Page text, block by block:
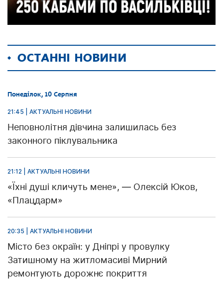
ОСТАННІ НОВИНИ
Понеділок, 10 Серпня
21:45 | АКТУАЛЬНІ НОВИНИ
Неповнолітня дівчина залишилась без
законного піклувальника
21:12 | АКТУАЛЬНІ НОВИНИ
«Їхні душі кличуть мене», — Олексій Юков,
«Плацдарм»
20:35 | АКТУАЛЬНІ НОВИНИ
Місто без окраїн: у Дніпрі у провулку
Затишному на житломасиві Мирний
ремонтують дорожнє покриття